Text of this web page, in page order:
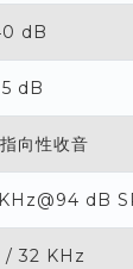
dB
dB
向性收音
dB
/ 32 KHz